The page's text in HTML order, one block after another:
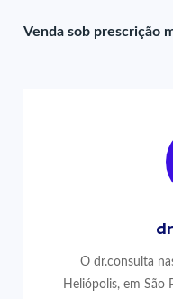
Venda sob prescrição
O dr.consulta
Heliópolis, em São